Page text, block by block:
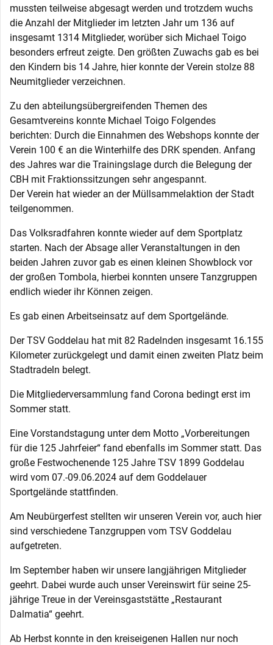
mussten teilweise abgesagt werden und trotzdem wuchs
die Anzahl der Mitglieder im letzten Jahr um 136 auf
insgesamt 1314 Mitglieder, worüber sich Michael Toigo
besonders erfreut zeigte. Den größten Zuwachs gab es bei
den Kindern bis 14 Jahre, hier konnte der Verein stolze 88
Neumitglieder verzeichnen.
Zu den abteilungsübergreifenden Themen des
Gesamtvereins konnte Michael Toigo Folgendes
berichten: Durch die Einnahmen des Webshops konnte der
Verein 100 € an die Winterhilfe des DRK spenden. Anfang
des Jahres war die Trainingslage durch die Belegung der
CBH mit Fraktionssitzungen sehr angespannt.
Der Verein hat wieder an der Müllsammelaktion der Stadt
teilgenommen.
Das Volksradfahren konnte wieder auf dem Sportplatz
starten. Nach der Absage aller Veranstaltungen in den
beiden Jahren zuvor gab es einen kleinen Showblock vor
der großen Tombola, hierbei konnten unsere Tanzgruppen
endlich wieder ihr Können zeigen.
Es gab einen Arbeitseinsatz auf dem Sportgelände.
Der TSV Goddelau hat mit 82 Radelnden insgesamt 16.155
Kilometer zurückgelegt und damit einen zweiten Platz beim
Stadtradeln belegt.
Die Mitgliederversammlung fand Corona bedingt erst im
Sommer statt.
Eine Vorstandstagung unter dem Motto „Vorbereitungen
für die 125 Jahrfeier“ fand ebenfalls im Sommer statt. Das
große Festwochenende 125 Jahre TSV 1899 Goddelau
wird vom 07.-09.06.2024 auf dem Goddelauer
Sportgelände stattfinden.
Am Neubürgerfest stellten wir unseren Verein vor, auch hier
sind verschiedene Tanzgruppen vom TSV Goddelau
aufgetreten.
Im September haben wir unsere langjährigen Mitglieder
geehrt. Dabei wurde auch unser Vereinswirt für seine 25-
jährige Treue in der Vereinsgaststätte „Restaurant
Dalmatia“ geehrt.
Ab Herbst konnte in den kreiseigenen Hallen nur noch